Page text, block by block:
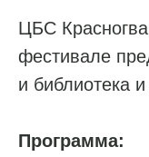
ЦБС
фестивале
и библиотека
Программа: